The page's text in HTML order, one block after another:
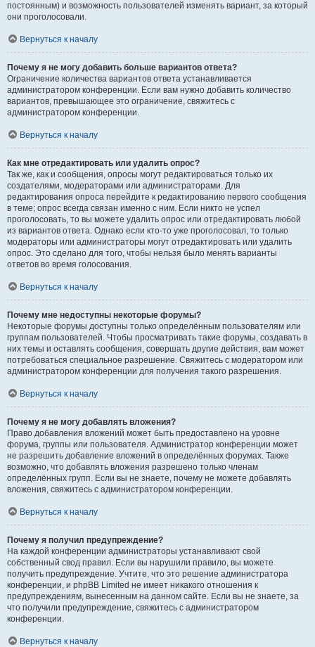
постоянным) и возможность пользователей изменять вариант, за который
они проголосовали.
Вернуться к началу
Почему я не могу добавить больше вариантов ответа?
Ограничение количества вариантов ответа устанавливается
администратором конференции. Если вам нужно добавить количество
вариантов, превышающее это ограничение, свяжитесь с
администратором конференции.
Вернуться к началу
Как мне отредактировать или удалить опрос?
Так же, как и сообщения, опросы могут редактироваться только их
создателями, модераторами или администраторами. Для
редактирования опроса перейдите к редактированию первого сообщения
в теме; опрос всегда связан именно с ним. Если никто не успел
проголосовать, то вы можете удалить опрос или отредактировать любой
из вариантов ответа. Однако если кто-то уже проголосовал, то только
модераторы или администраторы могут отредактировать или удалить
опрос. Это сделано для того, чтобы нельзя было менять варианты
ответов во время голосования.
Вернуться к началу
Почему мне недоступны некоторые форумы?
Некоторые форумы доступны только определённым пользователям или
группам пользователей. Чтобы просматривать такие форумы, создавать в
них темы и оставлять сообщения, совершать другие действия, вам может
потребоваться специальное разрешение. Свяжитесь с модератором или
администратором конференции для получения такого разрешения.
Вернуться к началу
Почему я не могу добавлять вложения?
Право добавления вложений может быть предоставлено на уровне
форума, группы или пользователя. Администратор конференции может
не разрешить добавление вложений в определённых форумах. Также
возможно, что добавлять вложения разрешено только членам
определённых групп. Если вы не знаете, почему не можете добавлять
вложения, свяжитесь с администратором конференции.
Вернуться к началу
Почему я получил предупреждение?
На каждой конференции администраторы устанавливают свой
собственный свод правил. Если вы нарушили правило, вы можете
получить предупреждение. Учтите, что это решение администратора
конференции, и phpBB Limited не имеет никакого отношения к
предупреждениям, вынесенным на данном сайте. Если вы не знаете, за
что получили предупреждение, свяжитесь с администратором
конференции.
Вернуться к началу